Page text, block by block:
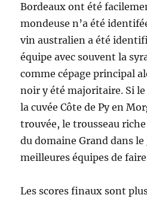
Bordeaux ont été
mondeuse n’a été
vin australien a été
équipe avec souvent la
comme cépage principal
noir y été majoritaire. Si
la cuvée Côte de Py en
trouvée, le trousseau
du domaine Grand dans le
meilleures équipes de
Les scores finaux sont